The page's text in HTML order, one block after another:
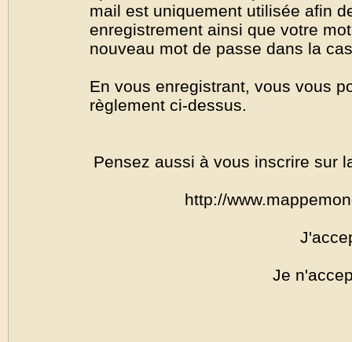
mail est uniquement utilisée afin
enregistrement ainsi que votre
nouveau mot de passe dans la
En vous enregistrant, vous vous
règlement ci-dessus.
Pensez aussi à vous inscrire sur
http://
Je